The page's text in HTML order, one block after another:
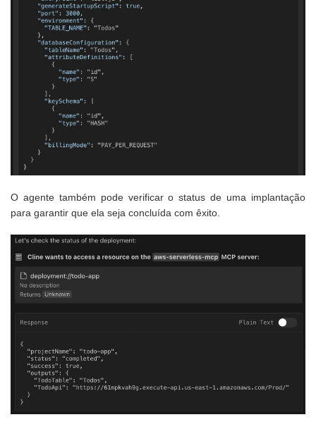
O agente também pode verificar o status de uma implantação
para garantir que ela seja concluída com êxito.